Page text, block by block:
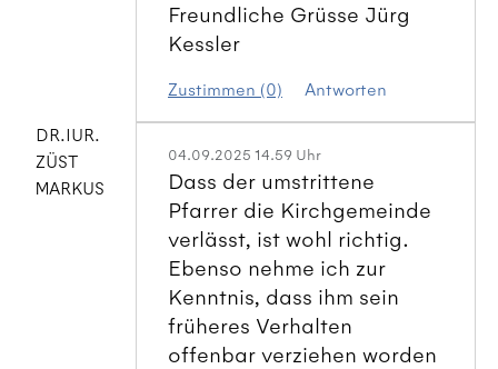
Freundliche Grüsse Jürg
Kessler
Zustimmen (0) Antworten
DR.IUR.
ZÜST
MARKUS
04.09.2025 14.59 Uhr
Dass der umstrittene
Pfarrer die Kirchgemeinde
verlässt, ist wohl richtig.
Ebenso nehme ich zur
Kenntnis, dass ihm sein
früheres Verhalten
offenbar verziehen worden